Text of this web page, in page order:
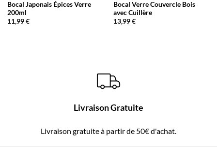
Bocal Japonais Épices Verre
200ml
11,99€
Bocal Verre Couvercle Bois
avec Cuillère
13,99€
Livraison Gratuite
Livraison gratuite à partir de 50€ d'achat.